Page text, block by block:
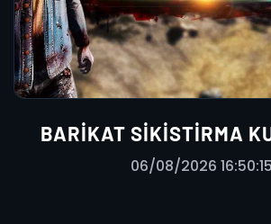
BARIKAT SIKISTIRMA
06/08/2026 16:50:15